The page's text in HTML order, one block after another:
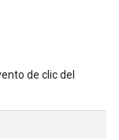
de clic del